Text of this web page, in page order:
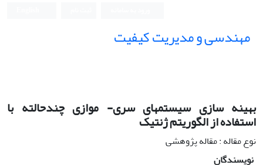
مهندسی و مدیریت کیفیت
بهینه سازی سیستمهای سری- موازی چندحالته با
استفاده از الگوریتم ژنتیک
نوع مقاله : مقاله پژوهشی
نویسندگان